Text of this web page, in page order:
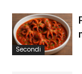
Secondi